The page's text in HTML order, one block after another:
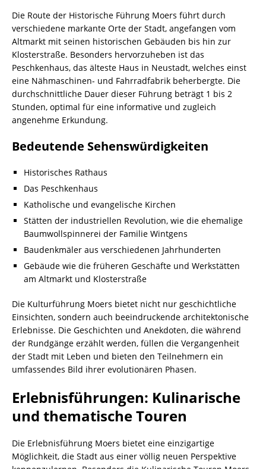
Die Route der Historische Führung Moers führt durch
verschiedene markante Orte der Stadt, angefangen vom
Altmarkt mit seinen historischen Gebäuden bis hin zur
Klosterstraße. Besonders hervorzuheben ist das
Peschkenhaus, das älteste Haus in Neustadt, welches einst
eine Nähmaschinen- und Fahrradfabrik beherbergte. Die
durchschnittliche Dauer dieser Führung beträgt 1 bis 2
Stunden, optimal für eine informative und zugleich
angenehme Erkundung.
Bedeutende Sehenswürdigkeiten
Historisches Rathaus
Das Peschkenhaus
Katholische und evangelische Kirchen
Stätten der industriellen Revolution, wie die ehemalige
Baumwollspinnerei der Familie Wintgens
Baudenkmäler aus verschiedenen Jahrhunderten
Gebäude wie die früheren Geschäfte und Werkstätten
am Altmarkt und Klosterstraße
Die Kulturführung Moers bietet nicht nur geschichtliche
Einsichten, sondern auch beeindruckende architektonische
Erlebnisse. Die Geschichten und Anekdoten, die während
der Rundgänge erzählt werden, füllen die Vergangenheit
der Stadt mit Leben und bieten den Teilnehmern ein
umfassendes Bild ihrer evolutionären Phasen.
Erlebnisführungen: Kulinarische
und thematische Touren
Die Erlebnisführung Moers bietet eine einzigartige
Möglichkeit, die Stadt aus einer völlig neuen Perspektive